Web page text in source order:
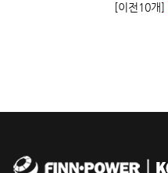
[이전10개]